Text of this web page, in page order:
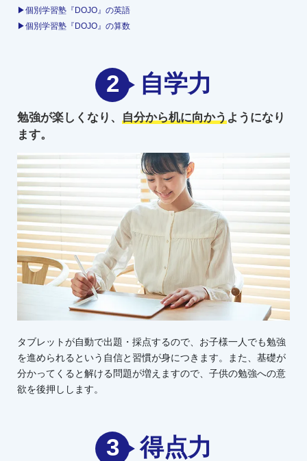
▶個別学習塾『DOJO』の英語
▶個別学習塾『DOJO』の算数
2 自学力
勉強が楽しくなり、 自分から机に向かうようになり
ます。
タブレットが自動で出題・採点するので、お子様一人でも勉強
を進められるという自信と習慣が身につきます。また、基礎が
分かってくると解ける問題が増えますので、子供の勉強への意
欲を後押しします。
3 得点力